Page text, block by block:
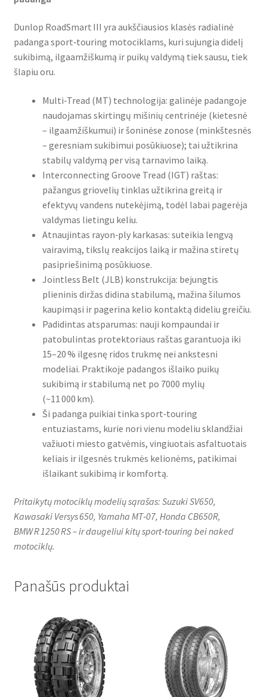
Dunlop RoadSmart III yra aukščiausios klasės radialinė
padanga sport‑touring motociklams, kuri sujungia didelį
sukibimą, ilgaamžiškumą ir puikų valdymą tiek sausu, tiek
šlapiu oru.
Multi‑Tread (MT) technologija: galinėje padangoje
naudojamas skirtingų mišinių centrinėje (kietesnė
– ilgaamžiškumui) ir šoninėse zonose (minkštesnės
– geresniam sukibimui posūkiuose); tai užtikrina
stabilų valdymą per visą tarnavimo laiką.
Interconnecting Groove Tread (IGT) raštas:
pažangus griovelių tinklas užtikrina greitą ir
efektyvų vandens nutekėjimą, todėl labai pagerėja
valdymas lietingu keliu.
Atnaujintas rayon‑ply karkasas: suteikia lengvą
vairavimą, tikslų reakcijos laiką ir mažina stiretų
pasipriešinimą posūkiuose.
Jointless Belt (JLB) konstrukcija: bejungtis
plieninis diržas didina stabilumą, mažina šilumos
kaupimąsi ir pagerina kelio kontaktą dideliu greičiu.
Padidintas atsparumas: nauji kompaundai ir
patobulintas protektoriaus raštas garantuoja iki
15–20 % ilgesnę ridos trukmę nei ankstesni
modeliai. Praktikoje padangos išlaiko puikų
sukibimą ir stabilumą net po 7000 mylių
(~11 000 km).
Ši padanga puikiai tinka sport‑touring
entuziastams, kurie nori vienu modeliu sklandžiai
važiuoti miesto gatvėmis, vingiuotais asfaltuotais
keliais ir ilgesnės trukmės kelionėms, patikimai
išlaikant sukibimą ir komfortą.
Pritaikytų motociklų modelių sąrašas: Suzuki SV650,
Kawasaki Versys 650, Yamaha MT‑07, Honda CB650R,
BMW R 1250 RS – ir daugeliui kitų sport‑touring bei naked
motociklų.
Panašūs produktai